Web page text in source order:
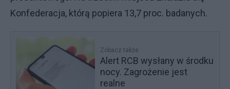
Konfederacja, którą popiera 13,7 proc. badanych.
Zobacz także
Alert RCB wysłany w środku
nocy. Zagrożenie jest
realne